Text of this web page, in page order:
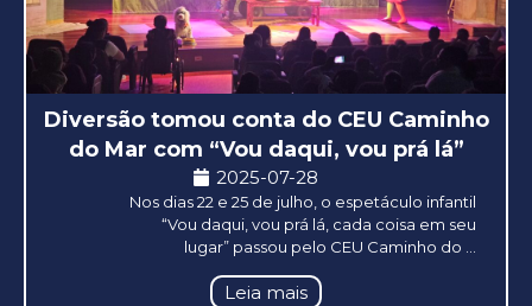
Diversão tomou conta do CEU Caminho
do Mar com “Vou daqui, vou prá lá”
2025-07-28
Nos dias 22 e 25 de julho, o espetáculo infantil
“Vou daqui, vou prá lá, cada coisa em seu
lugar” passou pelo CEU Caminho do ...
Leia mais